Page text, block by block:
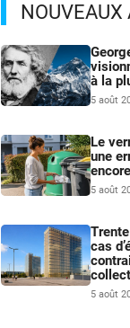
NOUVEAUX
à la
5 août
Le
une
5 août
cas
5 août